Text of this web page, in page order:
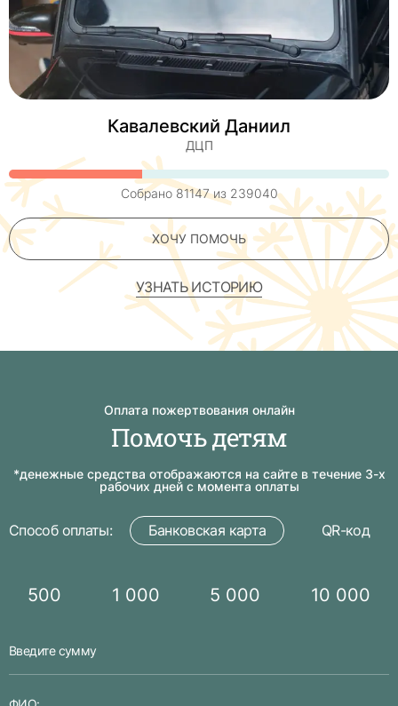
Кавалевский Даниил
ДЦП
Собрано81147из 239040
ХОЧУ ПОМОЧЬ
УЗНАТЬ ИСТОРИЮ
Оплата пожертвования онлайн
Помочь детям
*денежные средства отображаются на сайте в течение 3-х
рабочих дней с момента оплаты
Способ оплаты: Банковская карта QR-код
500 1 000 5 000 10 000